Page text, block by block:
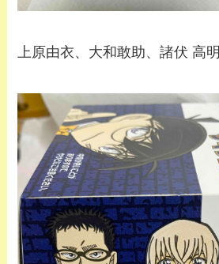
上原由衣、大和敢助、諸伏 高明